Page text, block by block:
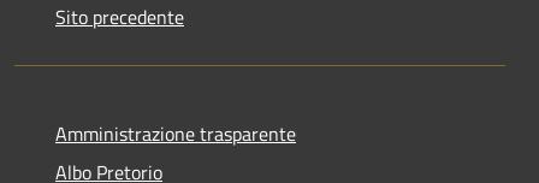
Sito precedente
Amministrazione trasparente
Albo Pretorio